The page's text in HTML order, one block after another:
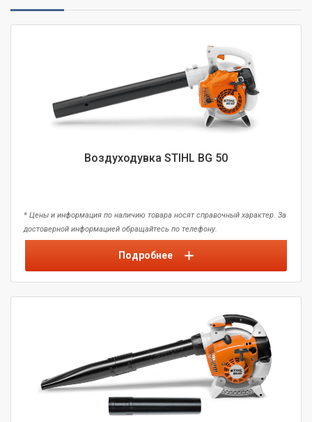
Воздуходувка STIHL BG 50
* Цены и информация по наличию товара носят справочный характер. За
достоверной информацией обращайтесь по телефону.
Подробнее